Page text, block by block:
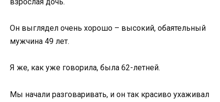
Он выглядел очень хорошо – высокий, обаятельный
мужчина 49 лет.
Я же, как уже говорила, была 62-летней.
Мы начали разговаривать, и он так красиво ухаживал